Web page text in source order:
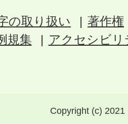
の取り扱い
著作権
規集
アクセシビ
Copyright (c)